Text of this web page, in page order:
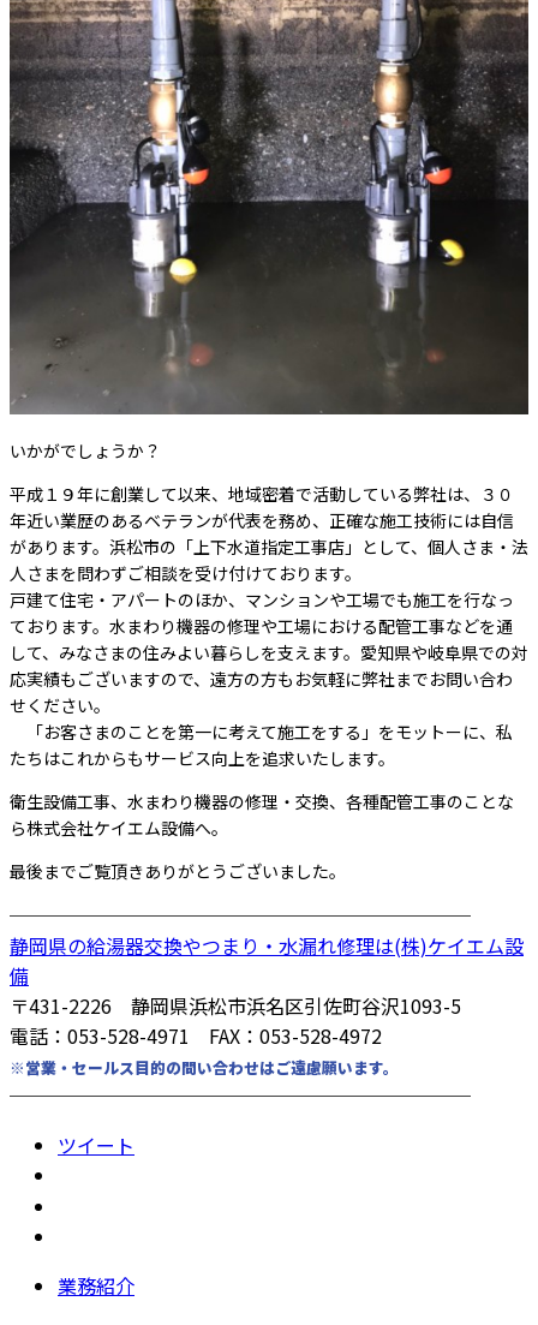
いかがでしょうか？
平成１９年に創業して以来、地域密着で活動している弊社は、３０
年近い業歴のあるベテランが代表を務め、正確な施工技術には自信
があります。浜松市の「上下水道指定工事店」として、個人さま・法
人さまを問わずご相談を受け付けております。
戸建て住宅・アパートのほか、マンションや工場でも施工を行なっ
ております。水まわり機器の修理や工場における配管工事などを通
して、みなさまの住みよい暮らしを支えます。愛知県や岐阜県での対
応実績もございますので、遠方の方もお気軽に弊社までお問い合わ
せください。
「お客さまのことを第一に考えて施工をする」をモットーに、私
たちはこれからもサービス向上を追求いたします。
衛生設備工事、水まわり機器の修理・交換、各種配管工事のことな
ら株式会社ケイエム設備へ。
最後までご覧頂きありがとうございました。
────────────────────────
静岡県の給湯器交換やつまり・水漏れ修理は(株)ケイエム設
備
〒431-2226 静岡県浜松市浜名区引佐町谷沢1093-5
電話：053-528-4971 FAX：053-528-4972
※営業・セールス目的の問い合わせはご遠慮願います。
────────────────────────
ツイート
業務紹介